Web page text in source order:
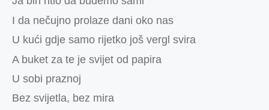
I da nečujno prolaze dani oko nas
U kući gdje samo rijetko još vergl svira
A buket za te je svijet od papira
U sobi praznoj
Bez svijetla, bez mira